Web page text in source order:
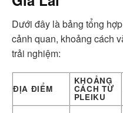
Dưới đây là bảng tổng
cảnh quan, khoảng cách
trải nghiệm:
ĐỊA ĐIỂM
KHOẢNG
CÁCH TỪ
PLEIKU